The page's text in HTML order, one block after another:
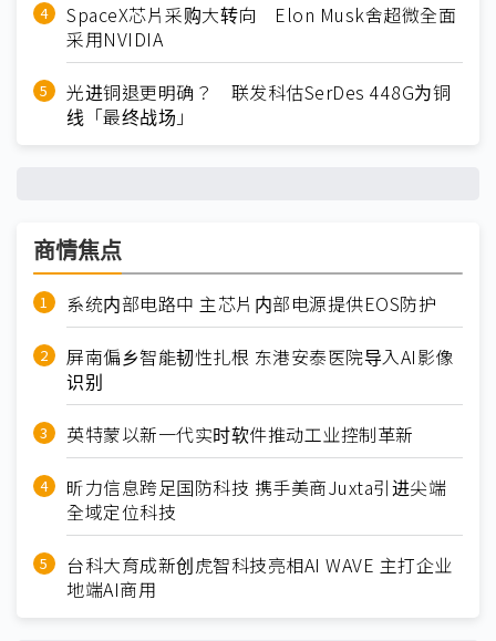
SpaceX芯片采购大转向 Elon Musk舍超微全面
采用NVIDIA
光进铜退更明确？ 联发科估SerDes 448G为铜
线「最终战场」
商情焦点
系统内部电路中 主芯片内部电源提供EOS防护
屏南偏乡智能韧性扎根 东港安泰医院导入AI影像
识别
英特蒙以新一代实时软件推动工业控制革新
昕力信息跨足国防科技 携手美商Juxta引进尖端
全域定位科技
台科大育成新创虎智科技亮相AI WAVE 主打企业
地端AI商用